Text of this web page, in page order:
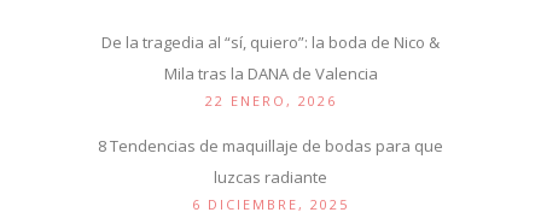
De la tragedia al “sí, quiero”: la boda de Nico &
Mila tras la DANA de Valencia
22 ENERO, 2026
8 Tendencias de maquillaje de bodas para que
luzcas radiante
6 DICIEMBRE, 2025